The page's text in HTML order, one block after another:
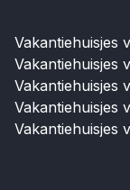
Vakantiehuisjes
Vakantiehuisjes
Vakantiehuisjes
Vakantiehuisjes
Vakantiehuisjes